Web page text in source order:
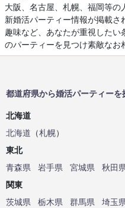
大阪、名古屋、札幌、福岡等
新婚活パーティー情報が掲載さ
趣味など、あなたが重視したい
のパーティーを見つけ素敵なお
都道府県から婚活パーティーを
北海道
北海道 （札幌）
東北
青森県
岩手県 宮城県 秋田
関東
茨城県
栃木県 群馬県 埼玉